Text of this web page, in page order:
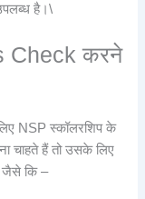
है।\
Check करने
NSP स्कॉलरशिप के
चाहते हैं तो उसके लिए
जैसे कि –